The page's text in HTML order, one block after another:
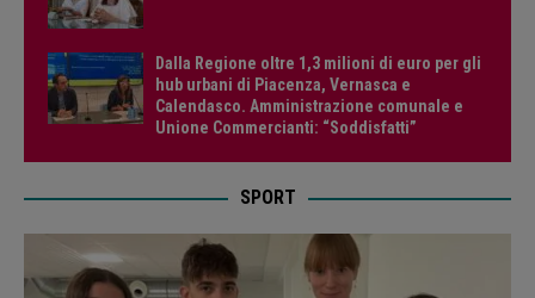
Dalla Regione oltre 1,3 milioni di euro per gli
hub urbani di Piacenza, Vernasca e
Calendasco. Amministrazione comunale e
Unione Commercianti: “Soddisfatti”
SPORT